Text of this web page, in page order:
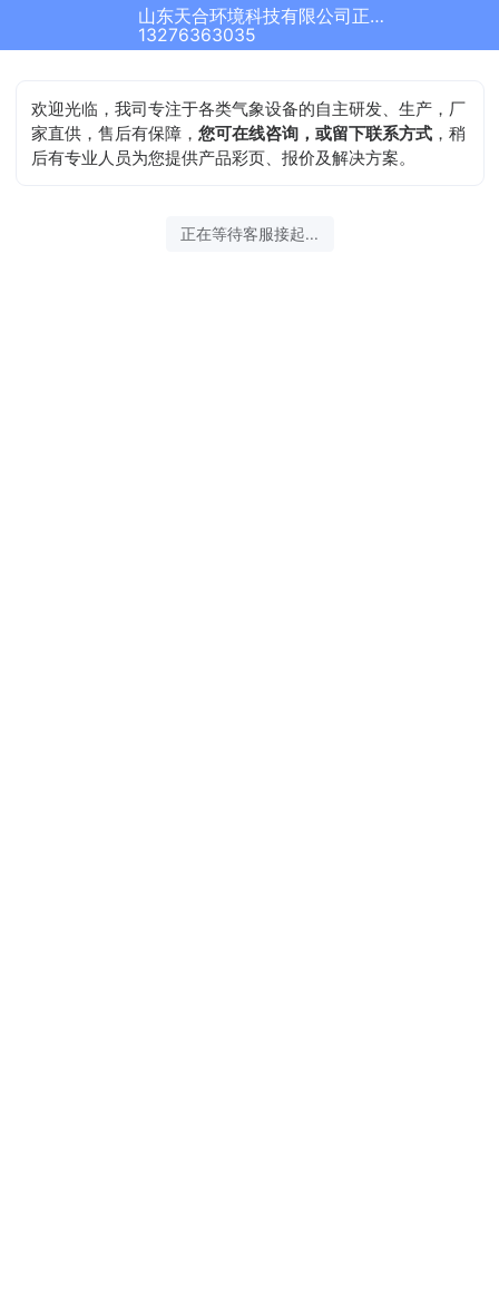
山东天合环境科技有限公司正在为您服务
13276363035
欢迎光临，我司专注于各类气象设备的自主研发、生产，厂
家直供，售后有保障，您可在线咨询，或留下联系方式 ，稍
后有专业人员为您提供产品彩页、报价及解决方案。
正在等待客服接起...